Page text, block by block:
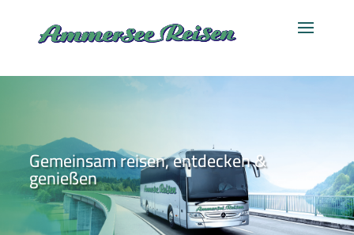
Gemeinsam reisen, entdecken &
genießen